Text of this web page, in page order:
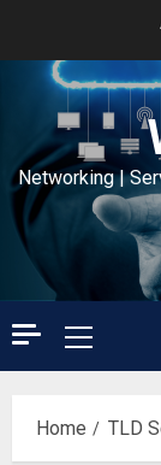
content
Networking |
Primary
Menu
Home TLD